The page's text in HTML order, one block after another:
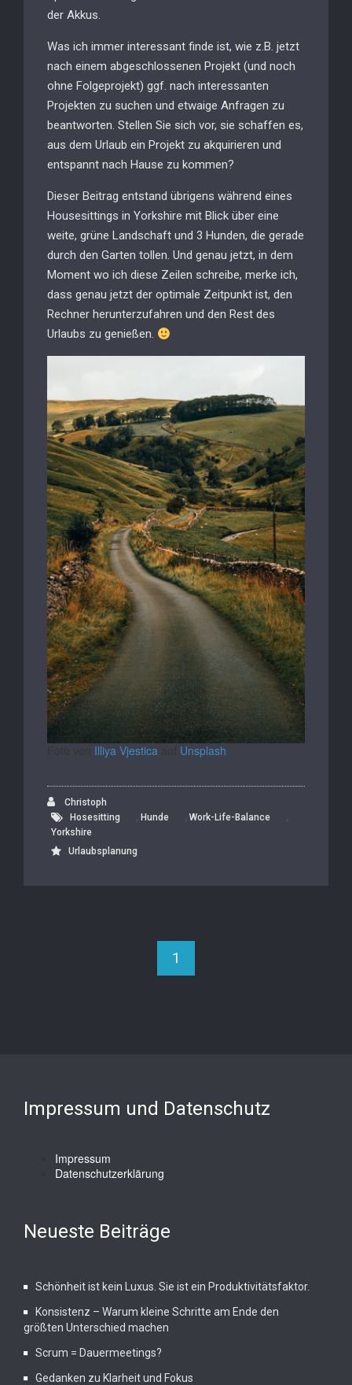
der Akkus.
Was ich immer interessant finde ist, wie z.B. jetzt
nach einem abgeschlossenen Projekt (und noch
ohne Folgeprojekt) ggf. nach interessanten
Projekten zu suchen und etwaige Anfragen zu
beantworten. Stellen Sie sich vor, sie schaffen es,
aus dem Urlaub ein Projekt zu akquirieren und
entspannt nach Hause zu kommen?
Dieser Beitrag entstand übrigens während eines
Housesittings in Yorkshire mit Blick über eine
weite, grüne Landschaft und 3 Hunden, die gerade
durch den Garten tollen. Und genau jetzt, in dem
Moment wo ich diese Zeilen schreibe, merke ich,
dass genau jetzt der optimale Zeitpunkt ist, den
Rechner herunterzufahren und den Rest des
Urlaubs zu genießen.
Illiya Vjestica Unsplash
Christoph
Hosesitting
, Hunde , Work-Life-Balance ,
Yorkshire
Urlaubsplanung
1
Impressum und Datenschutz
Impressum
Datenschutzerklärung
Neueste Beiträge
Schönheit ist kein Luxus. Sie ist ein Produktivitätsfaktor.
Konsistenz – Warum kleine Schritte am Ende den
größten Unterschied machen
Scrum = Dauermeetings?
Gedanken zu Klarheit und Fokus